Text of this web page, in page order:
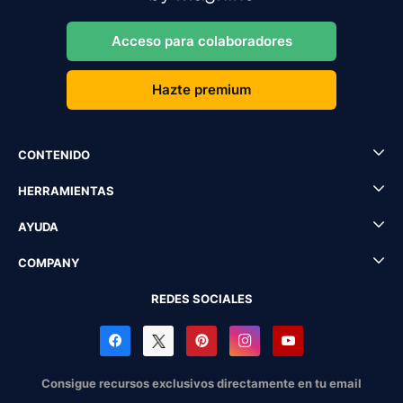
Acceso para colaboradores
Hazte premium
CONTENIDO
HERRAMIENTAS
AYUDA
COMPANY
REDES SOCIALES
Consigue recursos exclusivos directamente en tu email